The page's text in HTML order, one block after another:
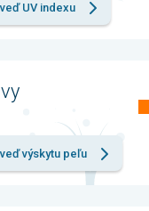
UV indexu
výskytu peľu